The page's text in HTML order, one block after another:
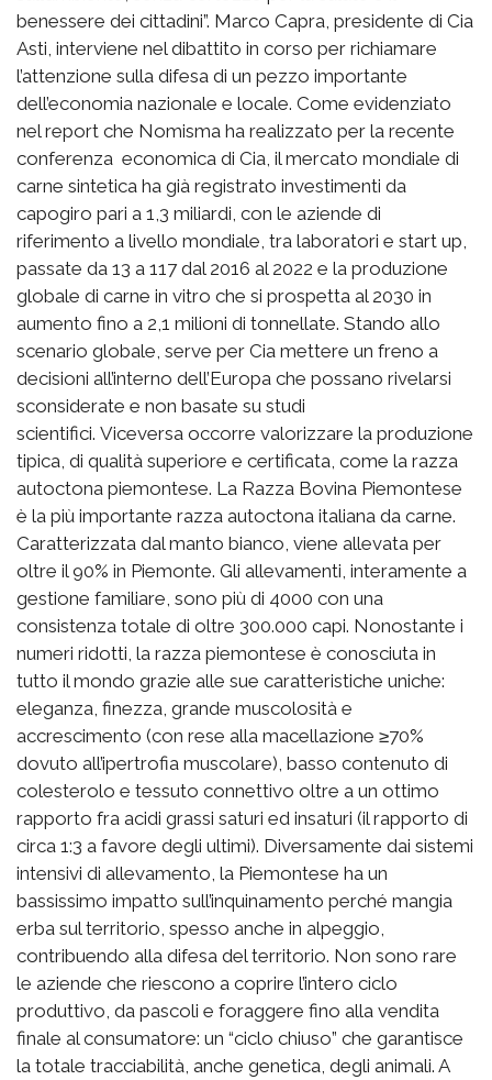
benessere dei cittadini”. Marco Capra, presidente di Cia
Asti, interviene nel dibattito in corso per richiamare
l’attenzione sulla difesa di un pezzo importante
dell’economia nazionale e locale. Come evidenziato
nel report che Nomisma ha realizzato per la recente
conferenza economica di Cia, il mercato mondiale di
carne sintetica ha già registrato investimenti da
capogiro pari a 1,3 miliardi, con le aziende di
riferimento a livello mondiale, tra laboratori e start up,
passate da 13 a 117 dal 2016 al 2022 e la produzione
globale di carne in vitro che si prospetta al 2030 in
aumento fino a 2,1 milioni di tonnellate. Stando allo
scenario globale, serve per Cia mettere un freno a
decisioni all’interno dell’Europa che possano rivelarsi
sconsiderate e non basate su studi
scientifici. Viceversa occorre valorizzare la produzione
tipica, di qualità superiore e certificata, come la razza
autoctona piemontese. La Razza Bovina Piemontese
è la più importante razza autoctona italiana da carne.
Caratterizzata dal manto bianco, viene allevata per
oltre il 90% in Piemonte. Gli allevamenti, interamente a
gestione familiare, sono più di 4000 con una
consistenza totale di oltre 300.000 capi. Nonostante i
numeri ridotti, la razza piemontese è conosciuta in
tutto il mondo grazie alle sue caratteristiche uniche:
eleganza, finezza, grande muscolosità e
accrescimento (con rese alla macellazione ≥70%
dovuto all’ipertrofia muscolare), basso contenuto di
colesterolo e tessuto connettivo oltre a un ottimo
rapporto fra acidi grassi saturi ed insaturi (il rapporto di
circa 1:3 a favore degli ultimi). Diversamente dai sistemi
intensivi di allevamento, la Piemontese ha un
bassissimo impatto sull’inquinamento perché mangia
erba sul territorio, spesso anche in alpeggio,
contribuendo alla difesa del territorio. Non sono rare
le aziende che riescono a coprire l’intero ciclo
produttivo, da pascoli e foraggere fino alla vendita
finale al consumatore: un “ciclo chiuso” che garantisce
la totale tracciabilità, anche genetica, degli animali. A